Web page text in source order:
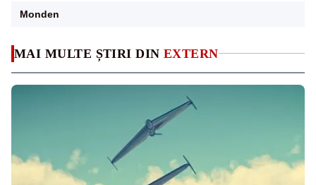
MAI MULTE ȘTIRI DIN EXTERN
Monden